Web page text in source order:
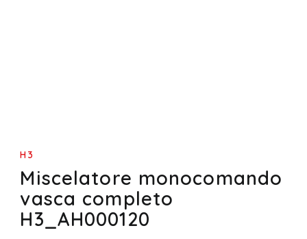
H3
Miscelatore monocomando
vasca completo
H3_AH000120